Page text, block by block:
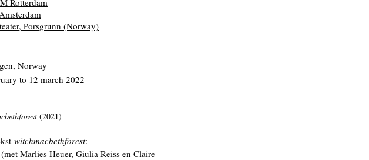
Rotterdam
Porsgrunn (Norway)
Norway
to 12 march 2022
(2021)
witchmacbethforest:
(met Marlies Heuer, Giulia Reiss en Claire